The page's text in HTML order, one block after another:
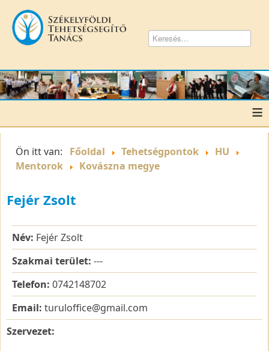
≡
Ön itt van: Főoldal Tehetségpontok
HU
Mentorok
Kovászna megye
Fejér Zsolt
Név: Fejér Zsolt
Szakmai terület: ---
Telefon: 0742148702
Email: turuloffice@gmail.com
Szervezet: